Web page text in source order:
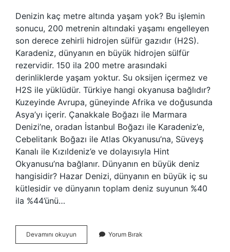
Denizin kaç metre altında yaşam yok? Bu işlemin
sonucu, 200 metrenin altındaki yaşamı engelleyen
son derece zehirli hidrojen sülfür gazıdır (H2S).
Karadeniz, dünyanın en büyük hidrojen sülfür
rezervidir. 150 ila 200 metre arasındaki
derinliklerde yaşam yoktur. Su oksijen içermez ve
H2S ile yüklüdür. Türkiye hangi okyanusa bağlıdır?
Kuzeyinde Avrupa, güneyinde Afrika ve doğusunda
Asya’yı içerir. Çanakkale Boğazı ile Marmara
Denizi’ne, oradan İstanbul Boğazı ile Karadeniz’e,
Cebelitarık Boğazı ile Atlas Okyanusu’na, Süveyş
Kanalı ile Kızıldeniz’e ve dolayısıyla Hint
Okyanusu’na bağlanır. Dünyanın en büyük deniz
hangisidir? Hazar Denizi, dünyanın en büyük iç su
kütlesidir ve dünyanın toplam deniz suyunun %40
ila %44’ünü…
Devamını okuyun
Sonu
Yorum Bırak